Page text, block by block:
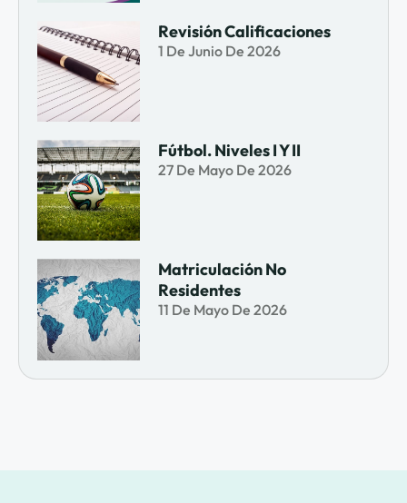
Revisión Calificaciones
1 De Junio De 2026
Fútbol. Niveles I Y II
27 De Mayo De 2026
Matriculación No
Residentes
11 De Mayo De 2026